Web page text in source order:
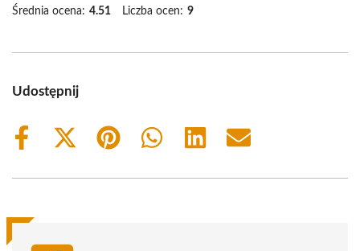
Średnia ocena: 4.51 Liczba ocen: 9
Udostępnij
Share
Share
(Twitter)
Share
Share
Share
Share